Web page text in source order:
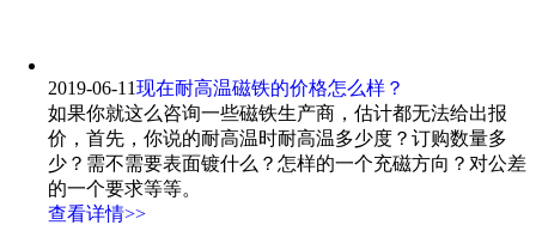
2019-06-11现在耐高温磁铁的价格怎么样？
如果你就这么咨询一些磁铁生产商，估计都无法给出报
价，首先，你说的耐高温时耐高温多少度？订购数量多
少？需不需要表面镀什么？怎样的一个充磁方向？对公差
的一个要求等等。
查看详情>>